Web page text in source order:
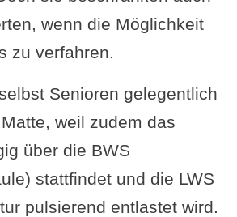
wenn die Möglichkeit
zu verfahren.
Senioren gelegentlich
weil zudem das
über die BWS
stattfindet und die LWS
pulsierend entlastet wird.